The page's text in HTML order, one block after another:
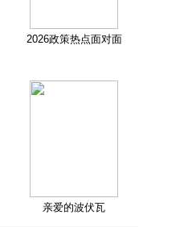
2026政策热点面对面
亲爱的波伏瓦